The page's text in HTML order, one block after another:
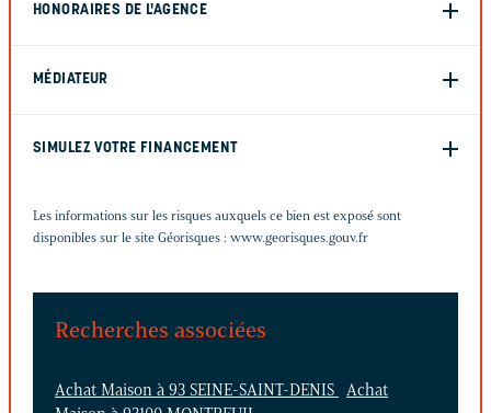
HONORAIRES DE L'AGENCE
MÉDIATEUR
SIMULEZ VOTRE FINANCEMENT
Les informations sur les risques auxquels ce bien est exposé sont
disponibles sur le site Géorisques : www.georisques.gouv.fr
Recherches associées
Achat Maison à 93 SEINE-SAINT-DENIS
Achat